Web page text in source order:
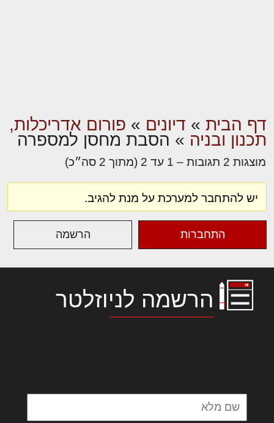
דף הבית » דיונים » פורום אדריכלות,
תכנון ובניה » הסבת מחסן למספרה
מוצגות 2 תגובות – 1 עד 2 (מתוך 2 סה״כ)
יש להתחבר למערכת על מנת להגיב.
התחברות הרשמה
הרשמה לניוזלטר